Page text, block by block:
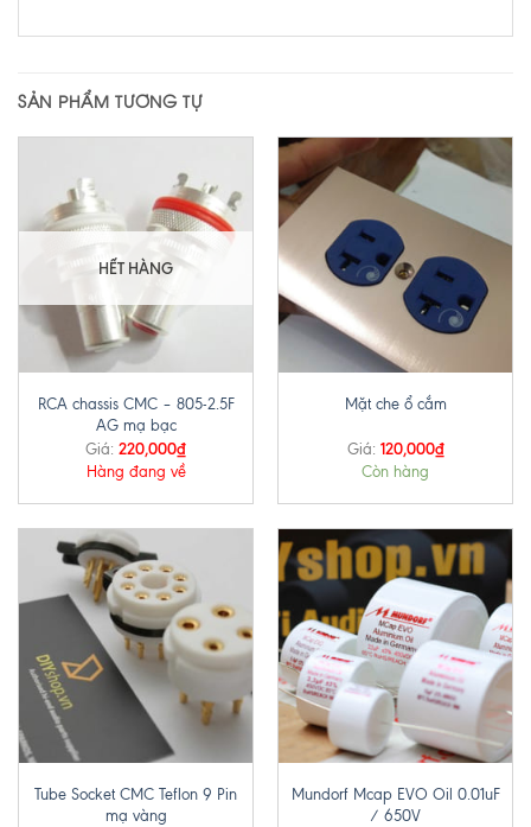
SẢN PHẨM TƯƠNG TỰ
HẾT HÀNG
RCA chassis CMC – 805-2.5F
AG mạ bạc
Giá: 220,000₫
Hàng đang về
Mặt che ổ cắm
Giá: 120,000₫
Còn hàng
Tube Socket CMC Teflon 9 Pin
mạ vàng
Mundorf Mcap EVO Oil 0.01uF
/ 650V